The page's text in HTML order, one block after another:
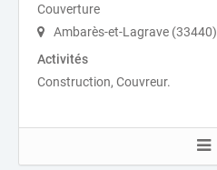
Couverture
Ambarès-et-Lagrave (33440)
Activités
Construction, Couvreur.